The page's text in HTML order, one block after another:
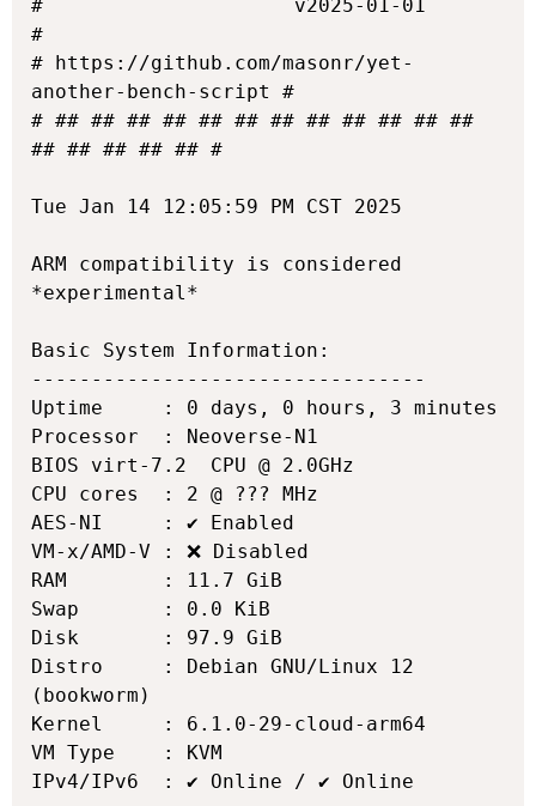
#                     v2025-01-01
#
# https://github.com/masonr/yet-
another-bench-script #
# ## ## ## ## ## ## ## ## ## ## ## ##
## ## ## ## ## #
Tue Jan 14 12:05:59 PM CST 2025
ARM compatibility is considered
*experimental*
Basic System Information:
---------------------------------
Uptime     : 0 days, 0 hours, 3 minutes
Processor  : Neoverse-N1
BIOS virt-7.2  CPU @ 2.0GHz
CPU cores  : 2 @ ??? MHz
AES-NI     : ✔ Enabled
VM-x/AMD-V : ❌ Disabled
RAM        : 11.7 GiB
Swap       : 0.0 KiB
Disk       : 97.9 GiB
Distro     : Debian GNU/Linux 12
(bookworm)
Kernel     : 6.1.0-29-cloud-arm64
VM Type    : KVM
IPv4/IPv6  : ✔ Online / ✔ Online